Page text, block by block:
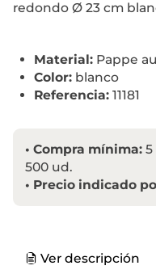
redondo Ø 23 cm
Material: Pappe
Color: blanco
Referencia: 11181
• Compra mínima: 5
500 ud.
• Precio indicado
Ver descripción